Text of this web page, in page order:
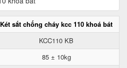
Két sắt chống cháy kcc 110 khoá bát
KCC110 KB
85 ± 10kg